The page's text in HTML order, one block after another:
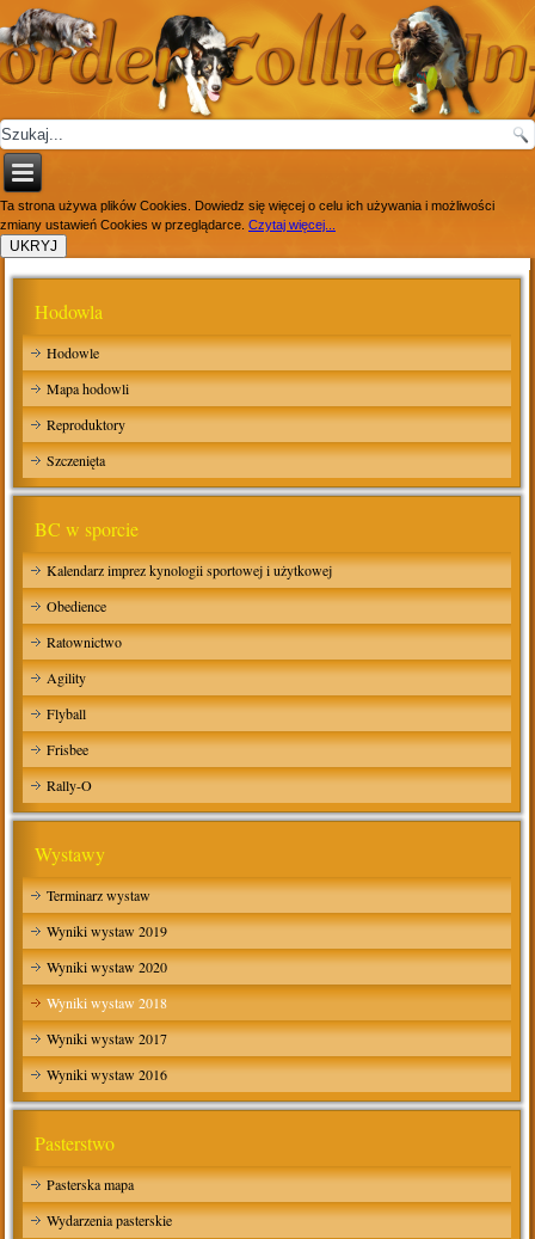
Ta strona używa plików Cookies. Dowiedz się więcej o celu ich używania i możliwości
zmiany ustawień Cookies w przeglądarce. Czytaj więcej...
Hodowla
Hodowle
Mapa hodowli
Reproduktory
Szczenięta
BC w sporcie
Kalendarz imprez kynologii sportowej i użytkowej
Obedience
Ratownictwo
Agility
Flyball
Frisbee
Rally-O
Wystawy
Terminarz wystaw
Wyniki wystaw 2019
Wyniki wystaw 2020
Wyniki wystaw 2018
Wyniki wystaw 2017
Wyniki wystaw 2016
Pasterstwo
Pasterska mapa
Wydarzenia pasterskie